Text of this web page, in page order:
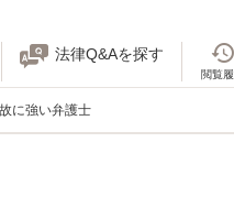
法律Q&Aを探す
閲覧
に強い弁護士